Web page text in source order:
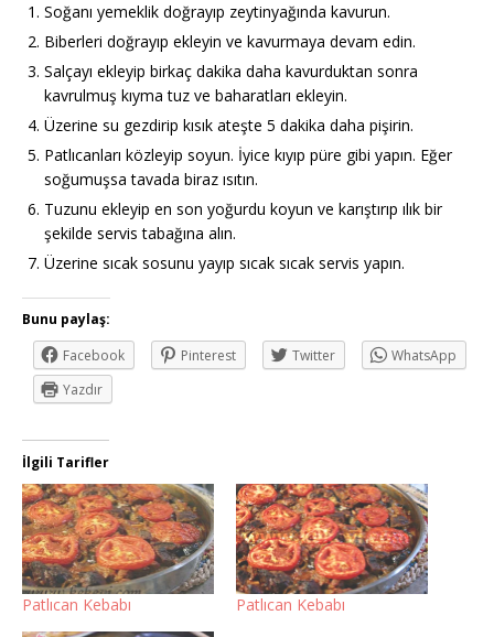
Soğanı yemeklik doğrayıp zeytinyağında kavurun.
Biberleri doğrayıp ekleyin ve kavurmaya devam edin.
Salçayı ekleyip birkaç dakika daha kavurduktan sonra
kavrulmuş kıyma tuz ve baharatları ekleyin.
Üzerine su gezdirip kısık ateşte 5 dakika daha pişirin.
Patlıcanları közleyip soyun. İyice kıyıp püre gibi yapın. Eğer
soğumuşsa tavada biraz ısıtın.
Tuzunu ekleyip en son yoğurdu koyun ve karıştırıp ılık bir
şekilde servis tabağına alın.
Üzerine sıcak sosunu yayıp sıcak sıcak servis yapın.
Bunu paylaş:
Facebook
Pinterest Twitter
WhatsApp
Yazdır
İlgili Tarifler
Patlıcan Kebabı Patlıcan Kebabı